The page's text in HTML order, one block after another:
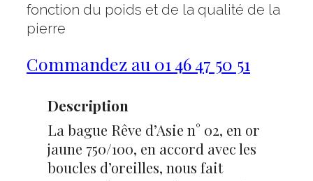
fonction du poids et de la qualité de la
pierre
Commandez au 01 46 47 50 51
Description
La bague Rêve d’Asie n° 02, en or
jaune 750/100, en accord avec les
boucles d’oreilles, nous fait